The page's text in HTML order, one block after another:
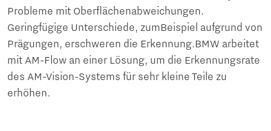
Probleme mit Oberflächenabweichungen.
Geringfügige Unterschiede, zumBeispiel aufgrund von
Prägungen, erschweren die Erkennung.BMW arbeitet
mit AM-Flow an einer Lösung, um die Erkennungsrate
des AM-Vision-Systems für sehr kleine Teile zu
erhöhen.